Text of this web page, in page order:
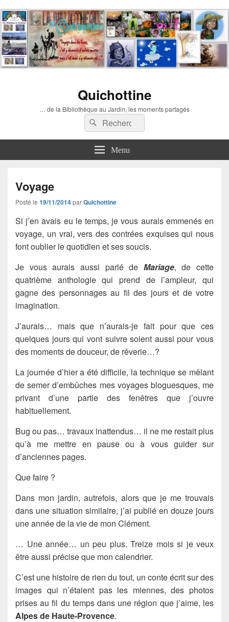
Quichottine
… de la Bibliothèque au Jardin, les moments partagés
Recherche :
Rechercher
Menu
Voyage
Posté le 19/11/2014parQuichottine
Si j’en avais eu le temps, je vous aurais emmenés en
voyage, un vrai, vers des contrées exquises qui nous
font oublier le quotidien et ses soucis.
Je vous aurais aussi parlé de Mariage, de cette
quatrième anthologie qui prend de l’ampleur, qui
gagne des personnages au fil des jours et de votre
imagination.
J’aurais… mais que n’aurais-je fait pour que ces
quelques jours qui vont suivre soient aussi pour vous
des moments de douceur, de rêverie…?
La journée d’hier a été difficile, la technique se mêlant
de semer d’embûches mes voyages bloguesques, me
privant d’une partie des fenêtres que j’ouvre
habituellement.
Bug ou pas… travaux inattendus… il ne me restait plus
qu’à me mettre en pause ou à vous guider sur
d’anciennes pages.
Que faire ?
Dans mon jardin, autrefois, alors que je me trouvais
dans une situation similaire, j’ai publié en douze jours
une année de la vie de mon Clément.
… Une année… un peu plus. Treize mois si je veux
être aussi précise que mon calendrier.
C’est une histoire de rien du tout, un conte écrit sur des
images qui n’étaient pas les miennes, des photos
prises au fil du temps dans une région que j’aime, les
Alpes de Haute-Provence.